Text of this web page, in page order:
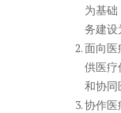
为基
务建设
面向医
供医疗
和协同
协作医